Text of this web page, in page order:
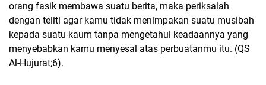
orang fasik membawa suatu berita, maka periksalah
dengan teliti agar kamu tidak menimpakan suatu musibah
kepada suatu kaum tanpa mengetahui keadaannya yang
menyebabkan kamu menyesal atas perbuatanmu itu. (QS
Al-Hujurat;6).